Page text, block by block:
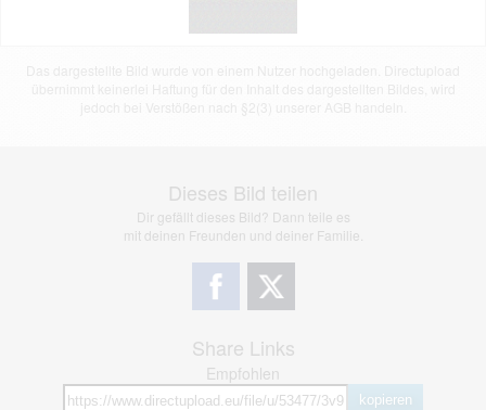
jedoch bei Verstößen nach §2(3) unserer AGB handeln.
Dieses Bild teilen
Dir gefällt dieses Bild? Dann teile es
mit deinen Freunden und deiner Familie.
Share Links
Empfohlen
kopieren